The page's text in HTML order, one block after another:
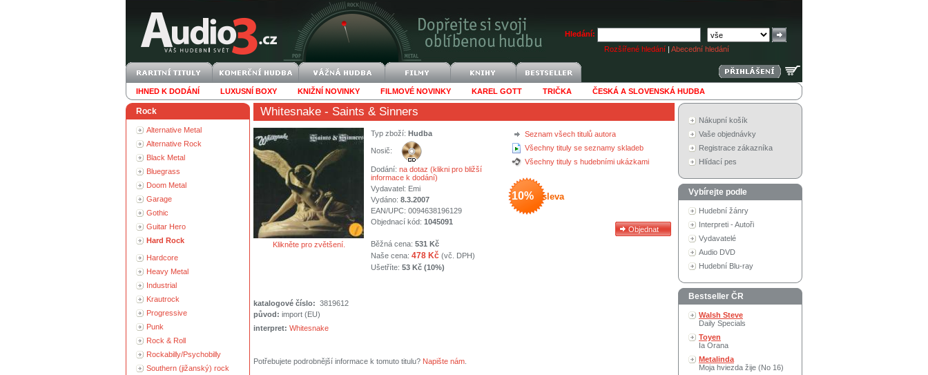
Hledání:
Rozšířené hledání | Abecední hledání
IHNED K DODÁNÍ LUXUSNÍ BOXY KNIŽNÍ NOVINKY FILMOVÉ NOVINKY KAREL GOTT TRIČKA ČESKÁ A SLOVENSKÁ HUDBA
Rock
Alternative Metal
Alternative Rock
Black Metal
Bluegrass
Doom Metal
Garage
Gothic
Guitar Hero
Hard Rock
Hardcore
Heavy Metal
Industrial
Krautrock
Progressive
Punk
Rock & Roll
Rockabilly/Psychobilly
Southern (jižanský) rock
Whitesnake - Saints & Sinners
Klikněte pro zvětšení.
Seznam všech titulů autora
Všechny tituly se seznamy skladeb
Všechny tituly s hudebními ukázkami
10% sleva
Typ zboží: Hudba
Nosič:
Dodání: na dotaz (klikni pro bližší
informace k dodání)
Vydavatel: Emi
Vydáno: 8.3.2007
EAN/UPC: 0094638196129
Objednací kód: 1045091
Běžná cena: 531 Kč
Naše cena: 478 Kč (vč. DPH)
Ušetříte: 53 Kč (10%)
katalogové číslo: 3819612
původ: import (EU)
interpret: Whitesnake
Potřebujete podrobnější informace k tomuto titulu? Napište nám
Nákupní košík
Vaše objednávky
Registrace zákazníka
Hlídací pes
Vybírejte podle
Hudební žánry
Interpreti - Autoři
Vydavatelé
Audio DVD
Hudební Blu-ray
Bestseller ČR
Walsh Steve
Daily Specials
Toyen
Ia Orana
Metalinda
Moja hviezda žije (No 16)